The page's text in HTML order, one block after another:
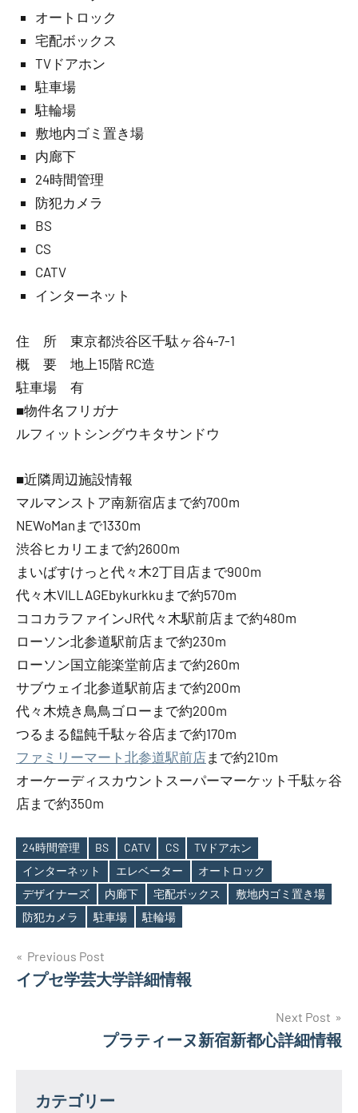
オートロック
宅配ボックス
TVドアホン
駐車場
駐輪場
敷地内ゴミ置き場
内廊下
24時間管理
防犯カメラ
BS
CS
CATV
インターネット
住 所 東京都渋谷区千駄ヶ谷4-7-1
概 要 地上15階 RC造
駐車場 有
■物件名フリガナ
ルフィットシングウキタサンドウ
■近隣周辺施設情報
マルマンストア南新宿店まで約700m
NEWoManまで1330m
渋谷ヒカリエまで約2600m
まいばすけっと代々木2丁目店まで900m
代々木VILLAGEbykurkkuまで約570m
ココカラファインJR代々木駅前店まで約480m
ローソン北参道駅前店まで約230m
ローソン国立能楽堂前店まで約260m
サブウェイ北参道駅前店まで約200m
代々木焼き鳥鳥ゴローまで約200m
つるまる饂飩千駄ヶ谷店まで約170m
ファミリーマート北参道駅前店まで約210m
オーケーディスカウントスーパーマーケット千駄ヶ谷
店まで約350m
Tags
24時間管理 BS CATV CS
TVドアホン
インターネット
エレベーター
オートロック
デザイナーズ
内廊下 宅配ボックス
敷地内ゴミ置き場
防犯カメラ
駐車場 駐輪場
投
稿
Previous Post
イプセ学芸大学詳細情報
Next Post
プラティーヌ新宿新都心詳細情報
カテゴリー